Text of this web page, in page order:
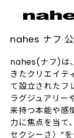
nahes ナフ
nahes(ナフ)は
きたクリエイテ
て設⽴されたフ
ラグジュアリー
来持つ本能や感
⼒に焦点を当て
セクシーさ）”